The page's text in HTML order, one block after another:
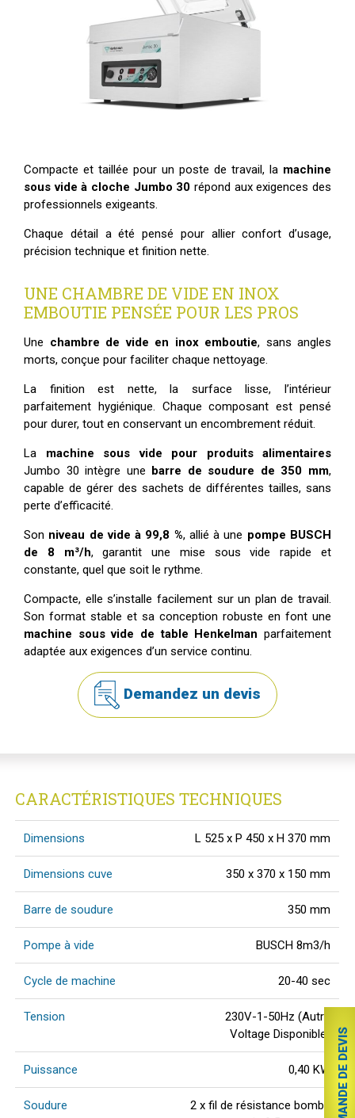
DEMANDE DE DEVIS
Compacte et taillée pour un poste de travail, la machine
sous vide à cloche Jumbo 30 répond aux exigences des
professionnels exigeants.
Chaque détail a été pensé pour allier confort d’usage,
précision technique et finition nette.
UNE CHAMBRE DE VIDE EN INOX
EMBOUTIE PENSÉE POUR LES PROS
Une chambre de vide en inox emboutie, sans angles
morts, conçue pour faciliter chaque nettoyage.
La finition est nette, la surface lisse, l’intérieur
parfaitement hygiénique. Chaque composant est pensé
pour durer, tout en conservant un encombrement réduit.
La machine sous vide pour produits alimentaires
Jumbo 30 intègre une barre de soudure de 350 mm,
capable de gérer des sachets de différentes tailles, sans
perte d’efficacité.
Son niveau de vide à 99,8 %, allié à une pompe BUSCH
de 8 m³/h, garantit une mise sous vide rapide et
constante, quel que soit le rythme.
Compacte, elle s’installe facilement sur un plan de travail.
Son format stable et sa conception robuste en font une
machine sous vide de table Henkelman parfaitement
adaptée aux exigences d’un service continu.
Demandez un devis
CARACTÉRISTIQUES TECHNIQUES
Dimensions L 525 x P 450 x H 370 mm
Dimensions cuve 350 x 370 x 150 mm
Barre de soudure 350 mm
Pompe à vide BUSCH 8m3/h
Cycle de machine 20-40 sec
Tension
230V-1-50Hz (Autre
Voltage Disponible)
Puissance 0,40 KW
Soudure
2 x fil de résistance bombé